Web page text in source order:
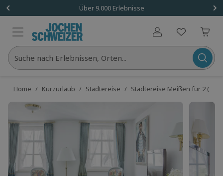
Über 9.000 Erlebnisse
Benutzerkonto
Suche nach Erlebnissen, Orten...
Home / Kurzurlaub / Städtereise / Städtereise Meißen für 2 (1